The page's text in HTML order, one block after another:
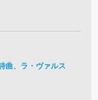
曲、ラ・ヴァルス